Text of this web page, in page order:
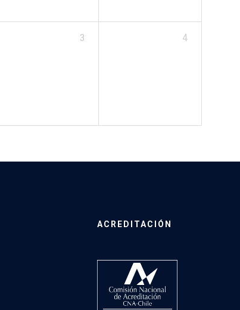
3 4
ACREDITACIÓN